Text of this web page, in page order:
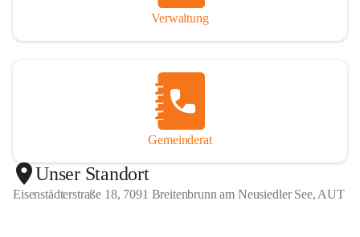
Verwaltung
Gemeinderat
Unser Standort
Eisenstädterstraße 18, 7091 Breitenbrunn am Neusiedler See, AUT